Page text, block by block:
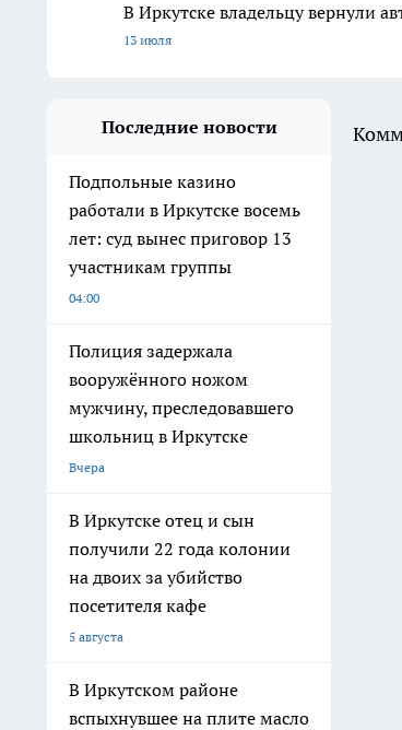
В Иркутске владельцу вернули
13 июля
Последние новости
Подпольные казино
работали в Иркутске восемь
лет: суд вынес приговор 13
участникам группы
04:00
Полиция задержала
вооружённого ножом
мужчину, преследовавшего
школьниц в Иркутске
Вчера
В Иркутске отец и сын
получили 22 года колонии
на двоих за убийство
посетителя кафе
5 августа
В Иркутском районе
вспыхнувшее на плите масло